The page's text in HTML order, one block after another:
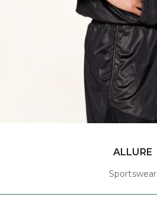
ALLURE
Sportswear